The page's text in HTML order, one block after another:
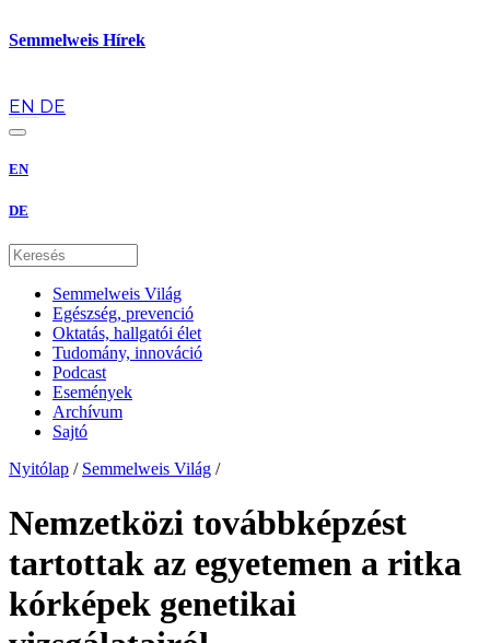
Semmelweis Hírek
EN DE
EN
DE
Semmelweis Világ
Egészség, prevenció
Oktatás, hallgatói élet
Tudomány, innováció
Podcast
Események
Archívum
Sajtó
Nyitólap / Semmelweis Világ /
Nemzetközi továbbképzést
tartottak az egyetemen a ritka
kórképek genetikai